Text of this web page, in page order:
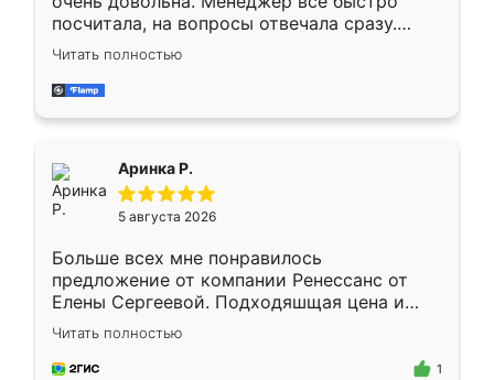
посчитала, на вопросы отвечала сразу.
Замерщик приехал в субботу, подошёл к
делу со всей ответственностью. Собрали
за день, ребята работали аккуратно, даже
Читать полностью
Аринка Р.
5 августа 2026
Больше всех мне понравилось
предложение от компании Ренессанс от
Елены Сергеевой. Подходяшщая цена и
короткие сроки изготовления. Приехавший
для замера сотрудник Владислав
предложил по моему эскизу самый
Читать полностью
1